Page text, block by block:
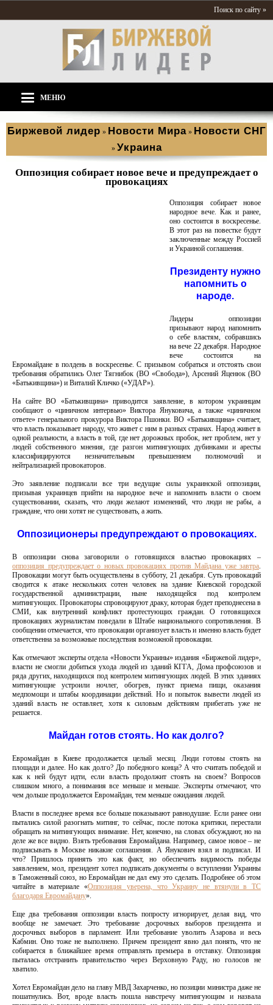
Поиск по сайту »
МЕНЮ
Биржевой лидер » Новости Мира » Новости СНГ
» Украина
Оппозиция собирает новое вече и предупреждает о
провокациях
Оппозиция собирает новое
народное вече. Как и ранее,
оно состоится в воскресенье.
В этот раз на повестке будут
заключенные между Россией
и Украиной соглашения.
Президенту нужно
напомнить о
народе.
Лидеры оппозиции
призывают народ напомнить
о себе властям, собравшись
на вече 22 декабря. Народное
вече состоится на
Евромайдане в полдень в воскресенье. С призывом собраться и отстоять свои
требования обратились Олег Тягнибок (ВО «Свобода»), Арсений Яценюк (ВО
«Батькивщина») и Виталий Кличко («УДАР»).
На сайте ВО «Батькивщина» приводится заявление, в котором украинцам
сообщают о «циничном интервью» Виктора Януковича, а также «циничном
ответе» генерального прокурора Виктора Пшонки. ВО «Батькивщина» считает,
что власть показывает народу, что живет с ним в разных странах. Народ живет в
одной реальности, а власть в той, где нет дорожных пробок, нет проблем, нет у
людей собственного мнения, где разгон митингующих дубинками и аресты
классифицируются незначительным превышением полномочий и
нейтрализацией провокаторов.
Это заявление подписали все три ведущие силы украинской оппозиции,
призывая украинцев прийти на народное вече и напомнить власти о своем
существовании, сказать, что люди желают изменений, что люди не рабы, а
граждане, что они хотят не существовать, а жить.
Оппозиционеры предупреждают о провокациях.
В оппозиции снова заговорили о готовящихся властью провокациях –
оппозиция предупреждает о новых провокациях против Майдана уже завтра.
Провокации могут быть осуществлены в субботу, 21 декабря. Суть провокаций
сводится к атаке нескольких сотен человек на здание Киевской городской
государственной администрации, ныне находящейся под контролем
митингующих. Провокаторы спровоцируют драку, которая будет преподнесена в
СМИ, как внутренний конфликт протестующих граждан. О готовящихся
провокациях журналистам поведали в Штабе национального сопротивления. В
сообщении отмечается, что провокации организует власть и именно власть будет
ответственна за возможные последствия возможной провокации.
Как отмечают эксперты отдела «Новости Украины» издания «Биржевой лидер»,
власти не смогли добиться ухода людей из зданий КГГА, Дома профсоюзов и
ряда других, находящихся под контролем митингующих людей. В этих зданиях
митингующие устроили ночлег, обогрев, пункт приема пищи, оказания
медпомощи и штабы координации действий. Но и попыток вывести людей из
зданий власть не оставляет, хотя к силовым действиям прибегать уже не
решается.
Майдан готов стоять. Но как долго?
Евромайдан в Киеве продолжается целый месяц. Люди готовы стоять на
площади и далее. Но как долго? До победного конца? А что считать победой и
как к ней будут идти, если власть продолжит стоять на своем? Вопросов
слишком много, а понимания все меньше и меньше. Эксперты отмечают, что
чем дольше продолжается Евромайдан, тем меньше ожидания людей.
Власти в последнее время все больше показывают равнодушие. Если ранее они
пытались силой разогнать митинг, то сейчас, после потока критики, перестали
обращать на митингующих внимание. Нет, конечно, на словах обсуждают, но на
деле же все видно. Взять требования Евромайдана. Например, самое новое – не
подписывать в Москве никакие соглашения. А Янукович взял и подписал. И
что? Пришлось принять это как факт, но обеспечить видимость победы
заявлением, мол, президент хотел подписать документы о вступлении Украины
в Таможенный союз, но Евромайдан не дал ему это сделать. Подробнее об этом
читайте в материале «Оппозиция уверена, что Украину не втянули в ТС
благодаря Евромайдану».
Еще два требования оппозиции власть попросту игнорирует, делая вид, что
вообще не замечает. Это требование досрочных выборов президента и
досрочных выборов в парламент. Или требование уволить Азарова и весь
Кабмин. Оно тоже не выполнено. Причем президент явно дал понять, что не
собирается в ближайшее время отправлять премьера в отставку. Оппозиция
пыталась отстранить правительство через Верховную Раду, но голосов не
хватило.
Хотел Евромайдан дело на главу МВД Захарченко, но позиции министра даже не
пошатнулись. Вот, вроде власть пошла навстречу митингующим и назвала